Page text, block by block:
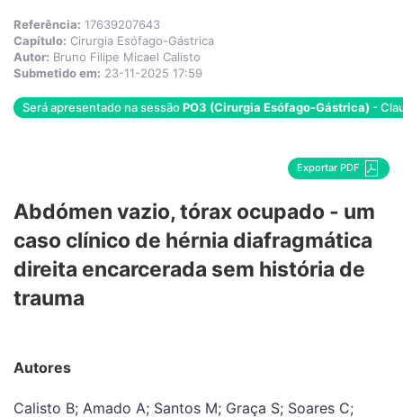
Referência: 17639207643
Capítulo: Cirurgia Esófago-Gástrica
Autor: Bruno Filipe Micael Calisto
Submetido em: 23-11-2025 17:59
Será apresentado na sessãoPO3 (Cirurgia Esófago-Gástrica) -
Exportar PDF
Abdómen vazio, tórax ocupado - um
caso clínico de hérnia diafragmática
direita encarcerada sem história de
trauma
Autores
Calisto B; Amado A; Santos M; Graça S; Soares C;